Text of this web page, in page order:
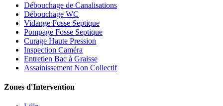
Débouchage de Canalisations
Débouchage WC
Vidange Fosse Septique
Pompage Fosse Septique
Curage Haute Pression
Inspection Caméra
Entretien Bac à Graisse
Assainissement Non Collectif
Zones d'Intervention